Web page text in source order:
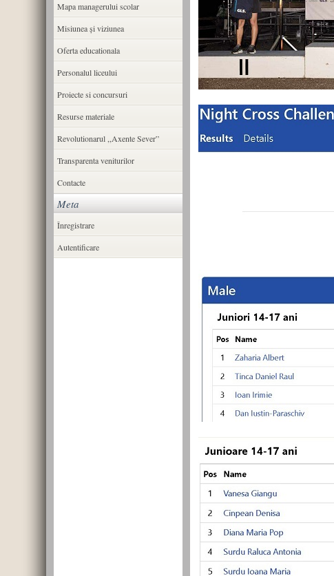
Mapa managerului scolar
Misiunea şi viziunea
Oferta educationala
Personalul liceului
Proiecte si concursuri
Resurse materiale
Revolutionarul ,,Axente Sever”
Transparenta veniturilor
Contacte
Meta
Înregistrare
Autentificare